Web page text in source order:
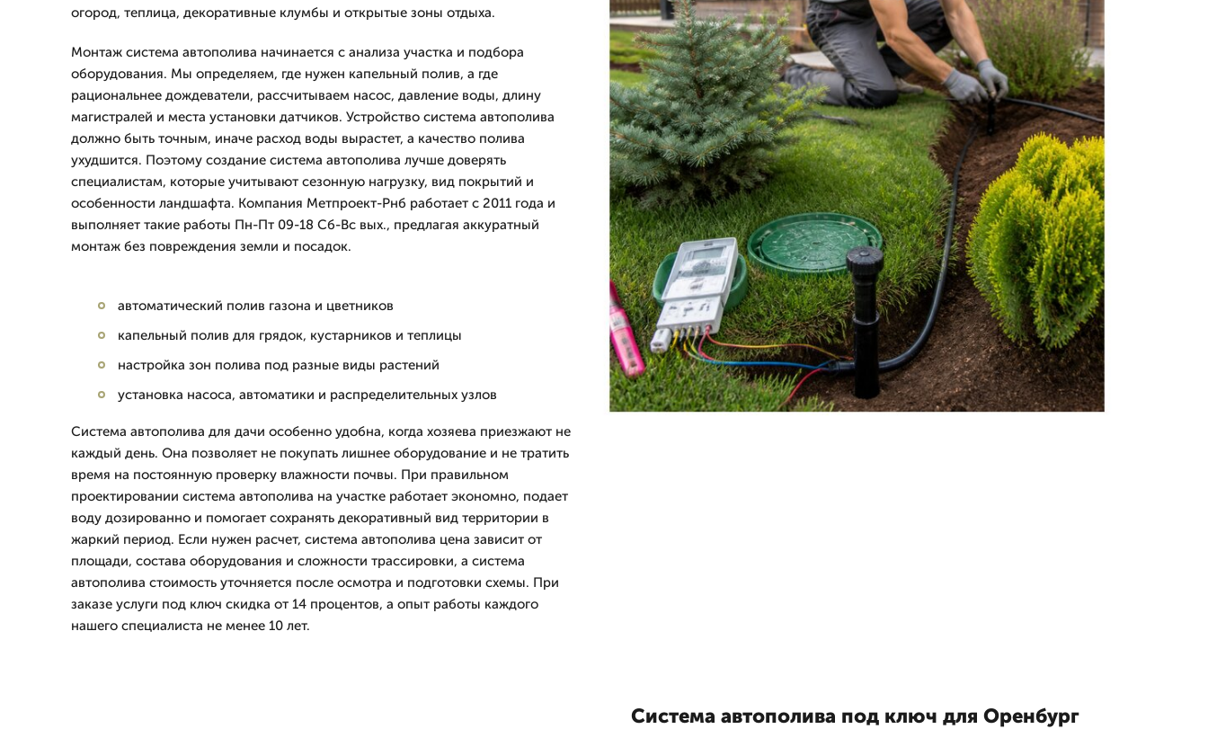
огород, теплица, декоративные клумбы и открытые зоны отдыха.
Монтаж система автополива начинается с анализа участка и подбора
оборудования. Мы определяем, где нужен капельный полив, а где
рациональнее дождеватели, рассчитываем насос, давление воды, длину
магистралей и места установки датчиков. Устройство система автополива
должно быть точным, иначе расход воды вырастет, а качество полива
ухудшится. Поэтому создание система автополива лучше доверять
специалистам, которые учитывают сезонную нагрузку, вид покрытий и
особенности ландшафта. Компания Метпроект-Рнб работает с 2011 года и
выполняет такие работы Пн-Пт 09-18 Сб-Вс вых., предлагая аккуратный
монтаж без повреждения земли и посадок.
автоматический полив газона и цветников
капельный полив для грядок, кустарников и теплицы
настройка зон полива под разные виды растений
установка насоса, автоматики и распределительных узлов
Система автополива для дачи особенно удобна, когда хозяева приезжают не
каждый день. Она позволяет не покупать лишнее оборудование и не тратить
время на постоянную проверку влажности почвы. При правильном
проектировании система автополива на участке работает экономно, подает
воду дозированно и помогает сохранять декоративный вид территории в
жаркий период. Если нужен расчет, система автополива цена зависит от
площади, состава оборудования и сложности трассировки, а система
автополива стоимость уточняется после осмотра и подготовки схемы. При
заказе услуги под ключ скидка от 14 процентов, а опыт работы каждого
нашего специалиста не менее 10 лет.
Система автополива под ключ для Оренбург